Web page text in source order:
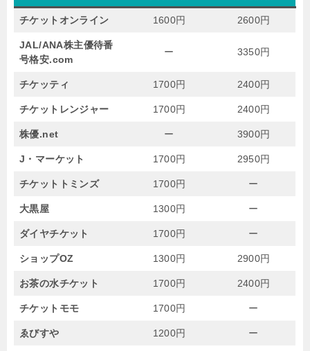
チケットオンライン 1600円 2600円
JAL/ANA株主優待番
号格安.com
ー 3350円
チケッティ 1700円 2400円
チケットレンジャー 1700円 2400円
株優.net ー 3900円
J・マーケット 1700円 2950円
チケットトミンズ 1700円 ー
大黒屋 1300円 ー
ダイヤチケット 1700円 ー
ショップOZ 1300円 2900円
お茶の水チケット 1700円 2400円
チケットモモ 1700円 ー
ゑびすや 1200円 ー